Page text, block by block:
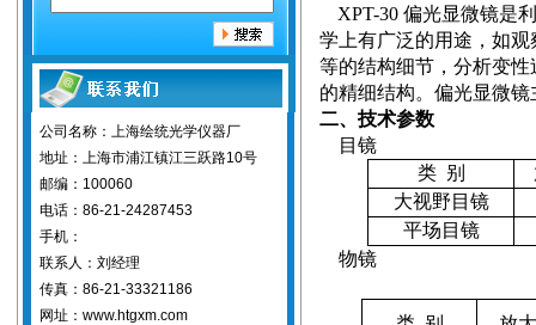
公司名称：上海绘统光学仪器厂
地址：上海市浦江镇江三跃路10号
邮编：100060
电话：86-21-24287453
手机：
联系人：刘经理
传真：86-21-33321186
网址：www.htgxm.com
XPT-30 偏光显微镜是
学上有广泛的用途，如
等的结构细节，分析变
的精细结构。偏光显微
二、技术参数
目镜
类 别
大视野目镜
平场目镜
物镜